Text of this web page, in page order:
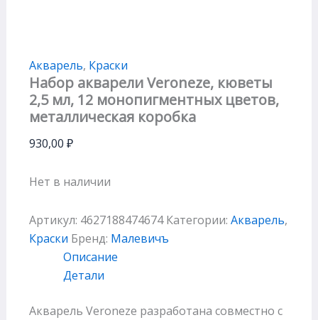
Акварель, Краски
Набор акварели Veroneze, кюветы
2,5 мл, 12 монопигментных цветов,
металлическая коробка
930,00 ₽
Нет в наличии
Артикул: 4627188474674 Категории: Акварель,
Краски Бренд: Малевичъ
Описание
Детали
Акварель Veroneze разработана совместно с